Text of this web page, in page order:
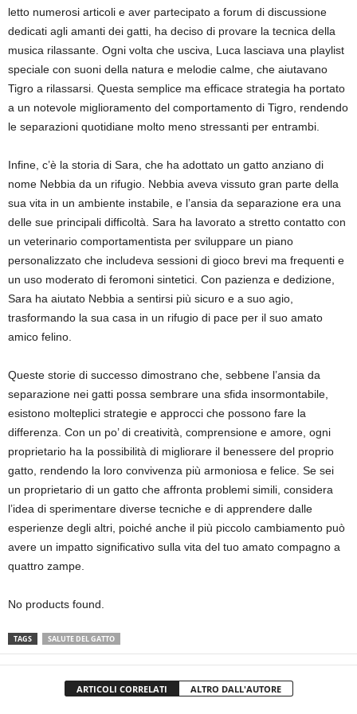
letto numerosi articoli e aver partecipato a forum di discussione
dedicati agli amanti dei gatti, ha deciso di provare la tecnica della
musica rilassante. Ogni volta che usciva, Luca lasciava una playlist
speciale con suoni della natura e melodie calme, che aiutavano
Tigro a rilassarsi. Questa semplice ma efficace strategia ha portato
a un notevole miglioramento del comportamento di Tigro, rendendo
le separazioni quotidiane molto meno stressanti per entrambi.
Infine, c’è la storia di Sara, che ha adottato un gatto anziano di
nome Nebbia da un rifugio. Nebbia aveva vissuto gran parte della
sua vita in un ambiente instabile, e l’ansia da separazione era una
delle sue principali difficoltà. Sara ha lavorato a stretto contatto con
un veterinario comportamentista per sviluppare un piano
personalizzato che includeva sessioni di gioco brevi ma frequenti e
un uso moderato di feromoni sintetici. Con pazienza e dedizione,
Sara ha aiutato Nebbia a sentirsi più sicuro e a suo agio,
trasformando la sua casa in un rifugio di pace per il suo amato
amico felino.
Queste storie di successo dimostrano che, sebbene l’ansia da
separazione nei gatti possa sembrare una sfida insormontabile,
esistono molteplici strategie e approcci che possono fare la
differenza. Con un po’ di creatività, comprensione e amore, ogni
proprietario ha la possibilità di migliorare il benessere del proprio
gatto, rendendo la loro convivenza più armoniosa e felice. Se sei
un proprietario di un gatto che affronta problemi simili, considera
l’idea di sperimentare diverse tecniche e di apprendere dalle
esperienze degli altri, poiché anche il più piccolo cambiamento può
avere un impatto significativo sulla vita del tuo amato compagno a
quattro zampe.
No products found.
TAGS SALUTE DEL GATTO
ARTICOLI CORRELATI ALTRO DALL'AUTORE